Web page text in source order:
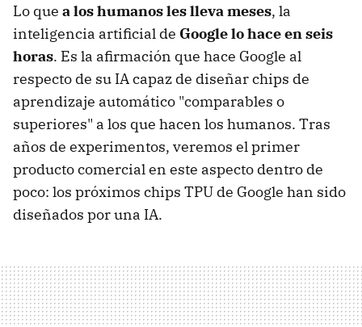
Lo que a los humanos les lleva meses, la
inteligencia artificial de Google lo hace en seis
horas. Es la afirmación que hace Google al
respecto de su IA capaz de diseñar chips de
aprendizaje automático "comparables o
superiores" a los que hacen los humanos. Tras
años de experimentos, veremos el primer
producto comercial en este aspecto dentro de
poco: los próximos chips TPU de Google han sido
diseñados por una IA.